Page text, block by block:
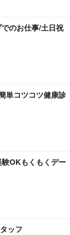
のお仕事/土日祝
単コツコツ健康診
OKもくもくデー
ッフ